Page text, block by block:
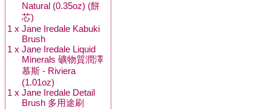
Natural (0.35oz) (餅
芯)
1 x Jane Iredale Kabuki
Brush
1 x Jane Iredale Liquid
Minerals 礦物質潤澤
慕斯 - Riviera
(1.01oz)
1 x Jane Iredale Detail
Brush 多用途刷